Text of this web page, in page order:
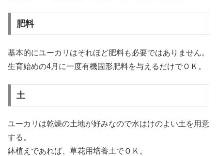
肥料
基本的にユーカリはそれほど肥料も必要ではありません。
生育始めの4月に一度有機固形肥料を与えるだけでＯＫ。
土
ユーカリは乾燥の土地が好みなので水はけのよい土を用意
する。
鉢植えであれば、草花用培養土でＯＫ。